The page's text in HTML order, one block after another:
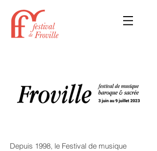
Depuis 1998, le Festival de musique